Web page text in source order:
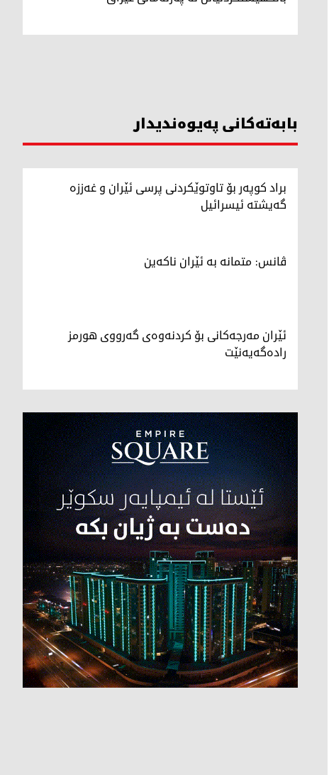
بابەتەکانی پەیوەندیدار
براد کوپەر بۆ تاوتوێکردنی پرسی ئێران و غەززە
گەیشتە ئیسرائیل
ڤانس: متمانە بە ئێران ناکەین
ئێران مەرجەکانی بۆ کردنەوەی گەرووی هورمز
رادەگەیەنێت